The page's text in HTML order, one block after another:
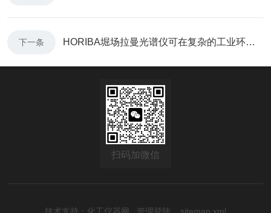
下一条 HORIBA堀场拉曼光谱仪可在复杂的工业环境中稳定运行
扫码加微信